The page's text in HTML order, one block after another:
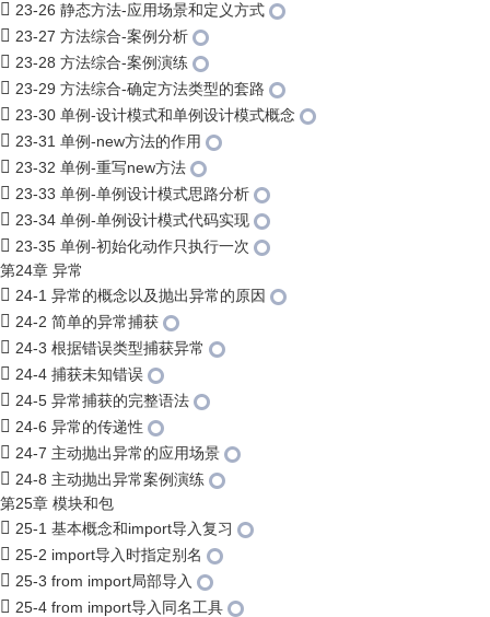
23-26 静态方法-应用场景和定义方式
23-27 方法综合-案例分析
23-28 方法综合-案例演练
23-29 方法综合-确定方法类型的套路
23-30 单例-设计模式和单例设计模式概念
23-31 单例-new方法的作用
23-32 单例-重写new方法
23-33 单例-单例设计模式思路分析
23-34 单例-单例设计模式代码实现
23-35 单例-初始化动作只执行一次
第24章 异常
24-1 异常的概念以及抛出异常的原因
24-2 简单的异常捕获
24-3 根据错误类型捕获异常
24-4 捕获未知错误
24-5 异常捕获的完整语法
24-6 异常的传递性
24-7 主动抛出异常的应用场景
24-8 主动抛出异常案例演练
第25章 模块和包
25-1 基本概念和import导入复习
25-2 import导入时指定别名
25-3 from import局部导入
25-4 from import导入同名工具